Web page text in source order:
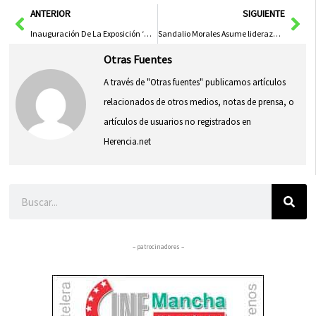
AntANTERIOR
Inauguración De La Exposición ‘Miradas Fragmentadas’ En Toledo Con Más De 50 Obras De La Colección HEF
SIGUIENTE
Sandalio Morales Asume liderazgo de la Federación de Pensionistas y Jubilados de Ciudad Real
Otras Fuentes
A través de "Otras fuentes" publicamos artículos
relacionados de otros medios, notas de prensa, o
artículos de usuarios no registrados en
Herencia.net
– patrocinadores –